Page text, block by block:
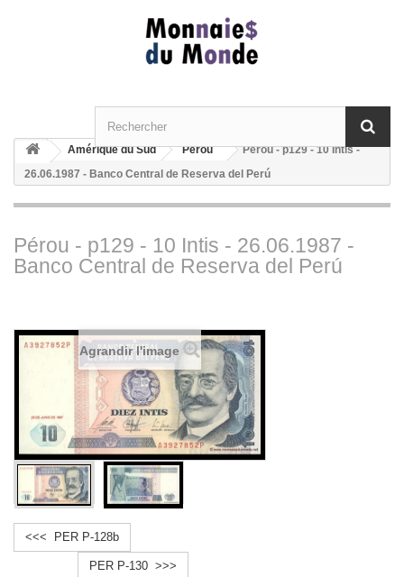
Amérique du Sud Pérou
Pérou - p129 - 10 Intis -
26.06.1987 - Banco Central de Reserva del Perú
Pérou - p129 - 10 Intis - 26.06.1987 -
Banco Central de Reserva del Perú
Agrandir l'image
<<< PER P-128b
PER P-130 >>>